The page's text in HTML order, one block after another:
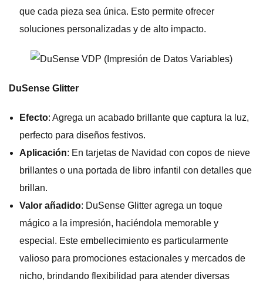
que cada pieza sea única. Esto permite ofrecer
soluciones personalizadas y de alto impacto.
DuSense Glitter
Efecto: Agrega un acabado brillante que captura la luz,
perfecto para diseños festivos.
Aplicación: En tarjetas de Navidad con copos de nieve
brillantes o una portada de libro infantil con detalles que
brillan.
Valor añadido: DuSense Glitter agrega un toque
mágico a la impresión, haciéndola memorable y
especial. Este embellecimiento es particularmente
valioso para promociones estacionales y mercados de
nicho, brindando flexibilidad para atender diversas